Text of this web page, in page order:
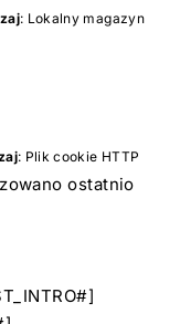
: Lokalny magazyn
: Plik cookie HTTP
ostatnio